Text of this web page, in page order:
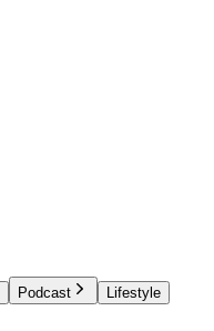
Podcast Lifestyle